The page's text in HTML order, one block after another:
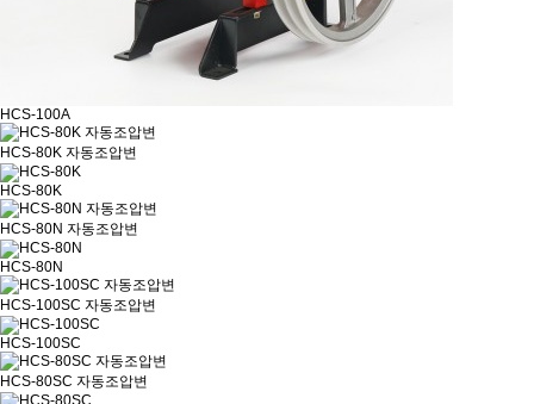
HCS-100A
HCS-80K 자동조압변
HCS-80K
HCS-80N 자동조압변
HCS-80N
HCS-100SC 자동조압변
HCS-100SC
HCS-80SC 자동조압변